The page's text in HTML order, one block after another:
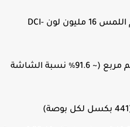
DCI-
6.58 بوصة ، 105.2 سم مربع (~ 91.6٪ نسبة الشاشة